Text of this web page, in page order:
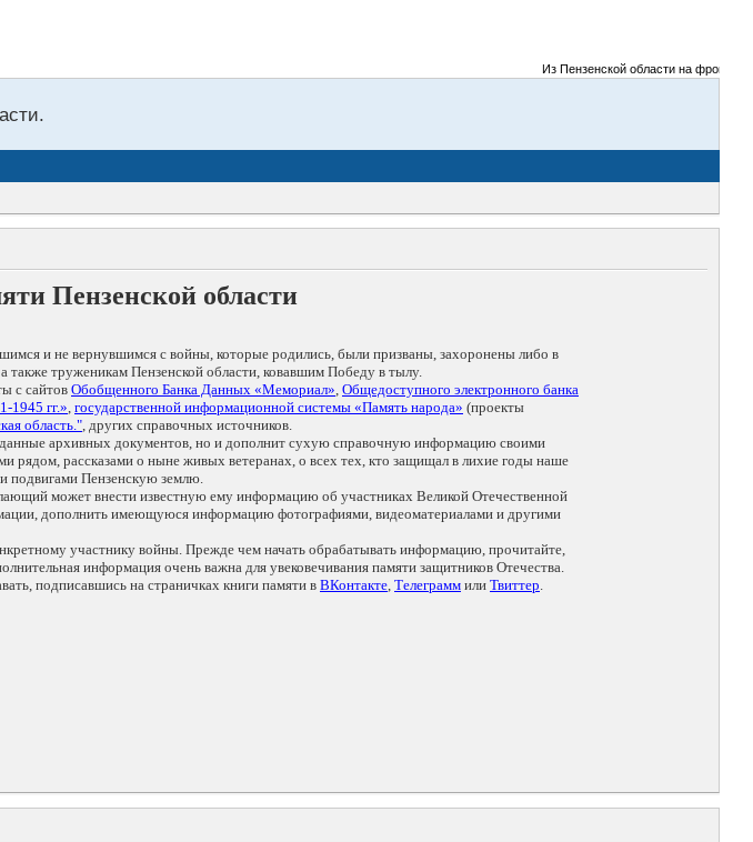
Из Пензенской области на фронты
Пензенской области
и не вернувшимся с войны, которые родились, были призваны, захоронены либо в
труженикам Пензенской области, ковавшим Победу в тылу.
с сайтовОбобщенного Банка Данных «Мемориал», Общедоступного электронного банка
1945 гг.», государственной информационной системы «Память народа» (проекты
область.", других справочных источников.
данные архивных документов, но и дополнит сухую справочную информацию своими
рядом, рассказами о ныне живых ветеранах, о всех тех, кто защищал в лихие годы наше
подвигами Пензенскую землю.
может внести известную ему информацию об участниках Великой Отечественной
дополнить имеющуюся информацию фотографиями, видеоматериалами и другими
участнику войны. Прежде чем начать обрабатывать информацию, прочитайте,
информация очень важна для увековечивания памяти защитников Отечества.
подписавшись на страничках книги памяти вВКонтакте, Телеграмм или Твиттер.